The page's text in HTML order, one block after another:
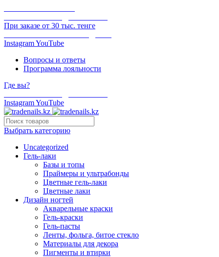
При заказе от 30 тыс. тенге
InstagramYouTube
Вопросы и ответы
Программа лояльности
Где вы?
InstagramYouTube
Выбрать категорию
Uncategorized
Гель-лаки
Базы и топы
Праймеры и ультрабонды
Цветные гель-лаки
Цветные лаки
Дизайн ногтей
Акварельные краски
Гель-краски
Гель-пасты
Ленты, фольга, битое стекло
Материалы для декора
Пигменты и втирки